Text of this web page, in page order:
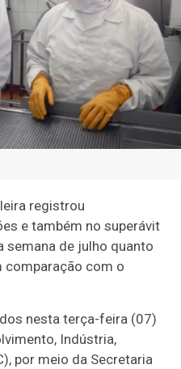
registrou
e também no superávit
semana de julho quanto
comparação com o
nesta terça-feira (07)
Indústria,
por meio da Secretaria